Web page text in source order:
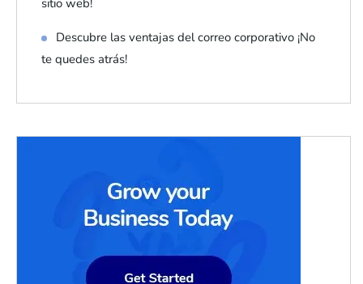
sitio web!
Descubre las ventajas del correo corporativo ¡No
te quedes atrás!